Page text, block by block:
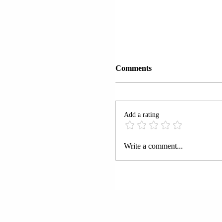
PRESIDENTI
Comments
Add a rating
Write a comment...